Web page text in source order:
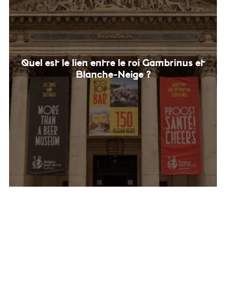
Quel est le lien entre le roi Gambrinus et
Blanche-Neige ?